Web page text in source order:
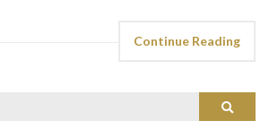
Continue Reading
Search